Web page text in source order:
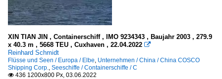
XIN TIAN JIN , Containerschiff , IMO 9234343 , Baujahr 2003 , 279.9
x 40.3 m , 5668 TEU , Cuxhaven , 22.04.2022 
Reinhard Schmidt
Flüsse und Seen / Europa / Elbe Unternehmen / China / China COSCO
Shipping Corp.
Seeschiffe / Containerschiffe / C
 436 1200x800 Px, 03.06.2022